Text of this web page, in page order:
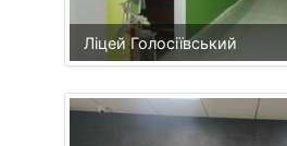
Ліцей Голосіївський